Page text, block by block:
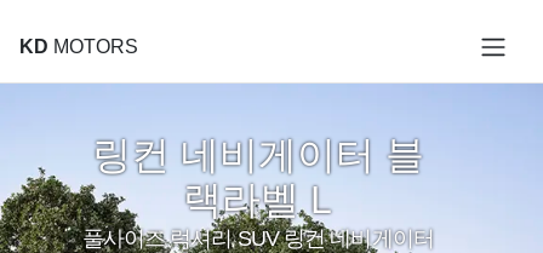
KD MOTORS
링컨 네비게이터 블
랙라벨 L
풀사이즈 럭셔리 SUV 링컨 네비게이터